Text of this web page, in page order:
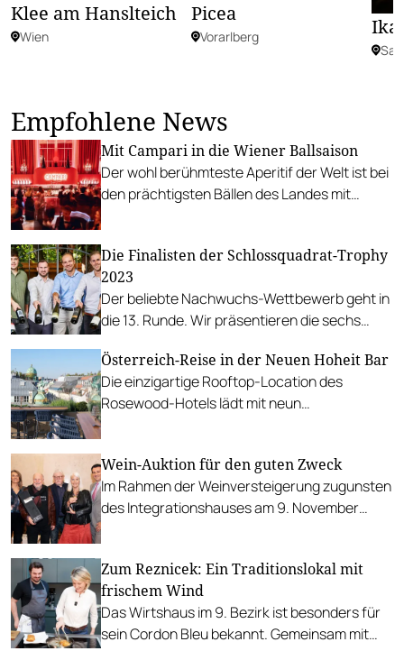
Klee am Hanslteich
Wien
Picea
Vorarlberg
Empfohlene News
Mit Campari in die Wiener Ballsaison
Der wohl berühmteste Aperitif der Welt ist bei
den prächtigsten Bällen des Landes mit
Die Finalisten der Schlossquadrat-Trophy
2023
Der beliebte Nachwuchs-Wettbewerb geht in
die 13. Runde. Wir präsentieren die sechs
Österreich-Reise in der Neuen Hoheit Bar
Die einzigartige Rooftop-Location des
Rosewood-Hotels lädt mit neun
Wein-Auktion für den guten Zweck
Im Rahmen der Weinversteigerung zugunsten
des Integrationshauses am 9. November
Zum Reznicek: Ein Traditionslokal mit
frischem Wind
Das Wirtshaus im 9. Bezirk ist besonders für
sein Cordon Bleu bekannt. Gemeinsam mit